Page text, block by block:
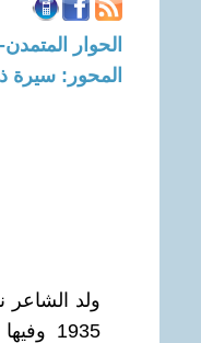
الحوار المتمدن-العدد: 8273 -
المحور: سيرة
1935